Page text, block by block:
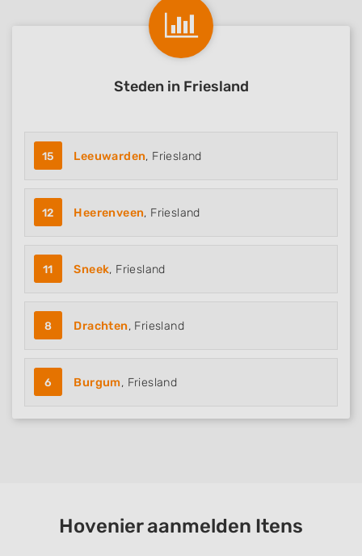
Steden in Friesland
15 Leeuwarden, Friesland
12 Heerenveen, Friesland
11 Sneek, Friesland
8 Drachten, Friesland
6 Burgum, Friesland
Hovenier aanmelden Itens